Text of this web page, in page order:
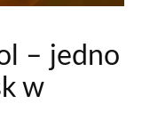
– jedno
w